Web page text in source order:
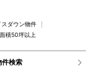
スダウン物件
積50坪以上
件検索